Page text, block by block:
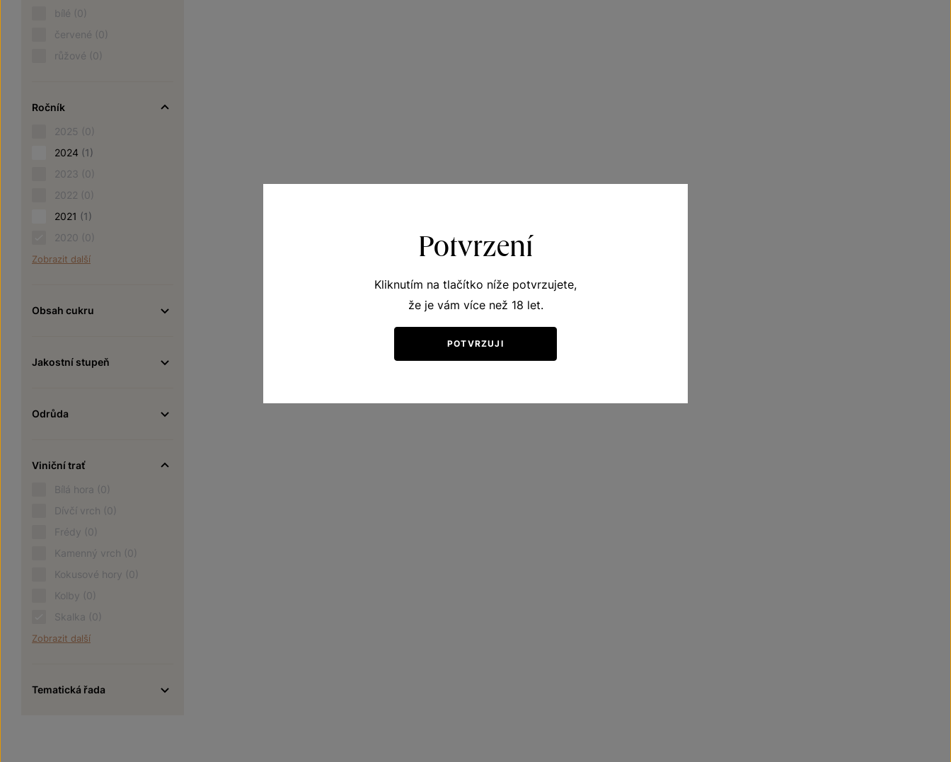
bílé (0)
červené (0)
růžové (0)
Ročník
2025 (0)
2024 (1)
2023 (0)
2022 (0)
2021 (1)
2020 (0)
Zobrazit další
Obsah cukru
Jakostní stupeň
Odrůda
Viniční trať
Bílá hora (0)
Dívčí vrch (0)
Frédy (0)
Kamenný vrch (0)
Kokusové hory (0)
Kolby (0)
Skalka (0)
Zobrazit další
Tematická řada
Potvrzení
Kliknutím na tlačítko níže potvrzujete,
že je vám více než 18 let.
POTVRZUJI